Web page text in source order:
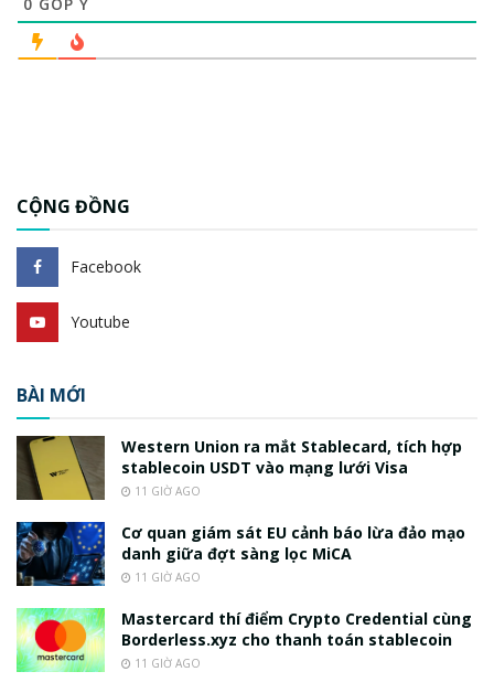
0 GÓP Ý
CỘNG ĐỒNG
Facebook
Youtube
BÀI MỚI
Western Union ra mắt Stablecard, tích hợp
stablecoin USDT vào mạng lưới Visa
11 GIỜ AGO
Cơ quan giám sát EU cảnh báo lừa đảo mạo
danh giữa đợt sàng lọc MiCA
11 GIỜ AGO
Mastercard thí điểm Crypto Credential cùng
Borderless.xyz cho thanh toán stablecoin
11 GIỜ AGO